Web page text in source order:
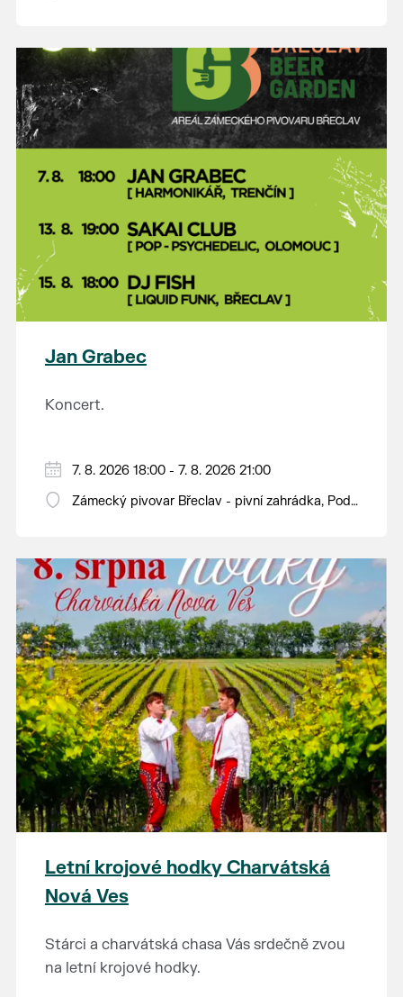
Jan Grabec
Koncert.
7. 8. 2026 18:00 - 7. 8. 2026 21:00
Zámecký pivovar Břeclav - pivní zahrádka, Pod
Letní krojové hodky Charvátská
Nová Ves
Stárci a charvátská chasa Vás srdečně zvou
na letní krojové hodky.